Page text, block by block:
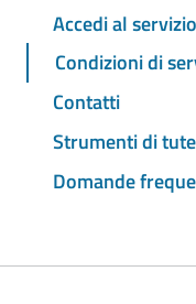
Accedi al servizio
Condizioni di
Contatti
Strumenti di
Domande